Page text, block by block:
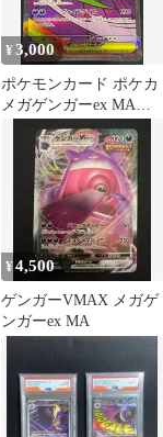
¥3,000
ポケモンカード ポケカ
メガゲンガーex MA
m2a-230 193 ハイクラ
スパック「MEGAドリ
ームex」 トレカ TCG
¥4,500
ゲンガーVMAX メガゲ
ンガーex MA